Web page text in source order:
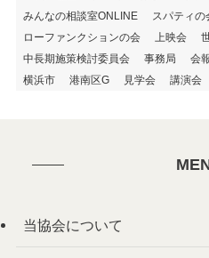
みんなの相談室ONLINE
スパティの
ローファンクションの会
上映会
中長期施策検討委員会
事務局 会
横浜市
港南区G 見学会 講演会
当協会について